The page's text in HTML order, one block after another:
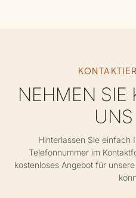
NEHMEN SIE
Hinterlassen Sie einfach
Telefonnummer im
kostenloses Angebot für